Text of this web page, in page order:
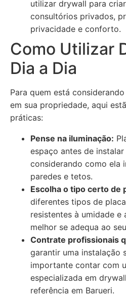
utilizar drywall para
consultórios privados,
privacidade e conforto.
Como Utilizar
Dia a Dia
Para quem está
em sua propriedade, aqui
práticas:
Pense na iluminação:
espaço antes de
considerando como ela
paredes e tetos.
Escolha o tipo certo de
diferentes tipos de
resistentes à umidade e
melhor se adequa ao
Contrate profissionais
garantir uma instalação
importante contar com
especializada em
referência em Barueri.